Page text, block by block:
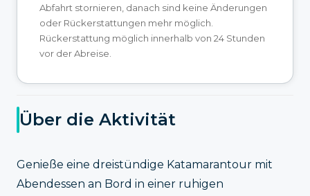
Abfahrt stornieren, danach sind keine Änderungen
oder Rückerstattungen mehr möglich.
Rückerstattung möglich innerhalb von 24 Stunden
vor der Abreise.
Über die Aktivität
Genieße eine dreistündige Katamarantour mit
Abendessen an Bord in einer ruhigen